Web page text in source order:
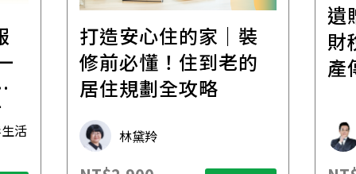
活
打造安心住的家｜裝
修前必懂！住到老的
居住規劃全攻略
林黛羚
遺
財
產